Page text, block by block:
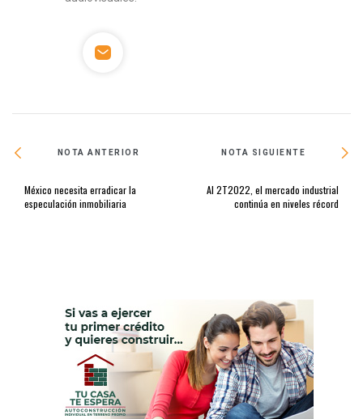
NOTA ANTERIOR
México necesita erradicar la
especulación inmobiliaria
NOTA SIGUIENTE
Al 2T2022, el mercado industrial
continúa en niveles récord